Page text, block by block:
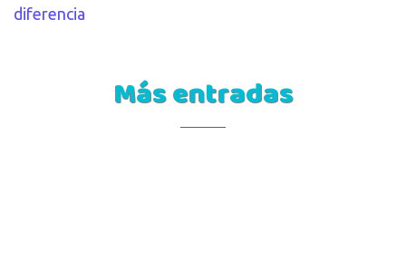
diferencia
Más entradas